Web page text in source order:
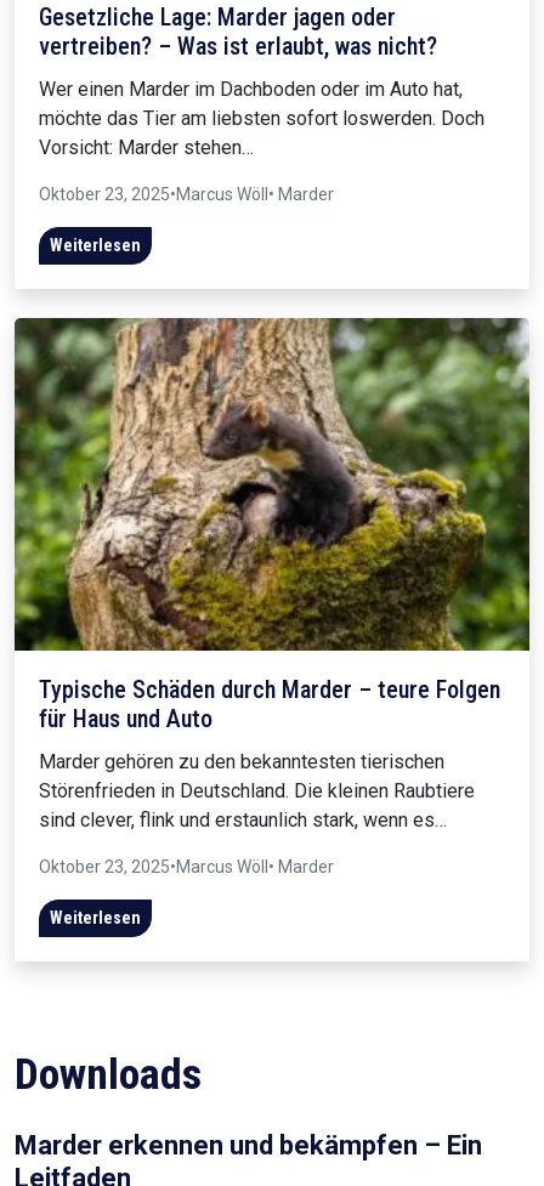
Gesetzliche Lage: Marder jagen oder
vertreiben? – Was ist erlaubt, was nicht?
Wer einen Marder im Dachboden oder im Auto hat,
möchte das Tier am liebsten sofort loswerden. Doch
Vorsicht: Marder stehen…
Oktober 23, 2025•Marcus Wöll • Marder
Weiterlesen
Typische Schäden durch Marder – teure Folgen
für Haus und Auto
Marder gehören zu den bekanntesten tierischen
Störenfrieden in Deutschland. Die kleinen Raubtiere
sind clever, flink und erstaunlich stark, wenn es…
Oktober 23, 2025•Marcus Wöll • Marder
Weiterlesen
Downloads
Marder erkennen und bekämpfen – Ein
Leitfaden